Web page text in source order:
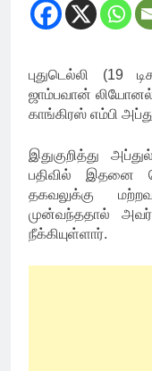
புதுடெல்லி (19
ஜாம்பவான்
காங்கிரஸ் எம்பி
இதுகுறித்து
பதிவில் இதனை
தகவலுக்கு
முன்வந்ததால்
நீக்கியுள்ளார்.